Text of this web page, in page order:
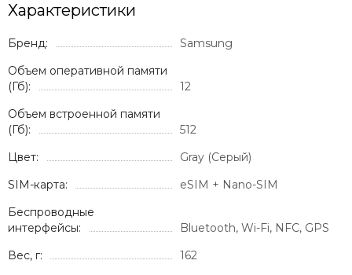
Характеристики
Бренд:
Samsung
Объем оперативной памяти
(Гб):
12
Объем встроенной памяти
(Гб):
512
Цвет:
Gray (Серый)
SIM-карта:
eSIM + Nano-SIM
Беспроводные
интерфейсы:
Bluetooth, Wi-Fi, NFC, GPS
Вес, г:
162